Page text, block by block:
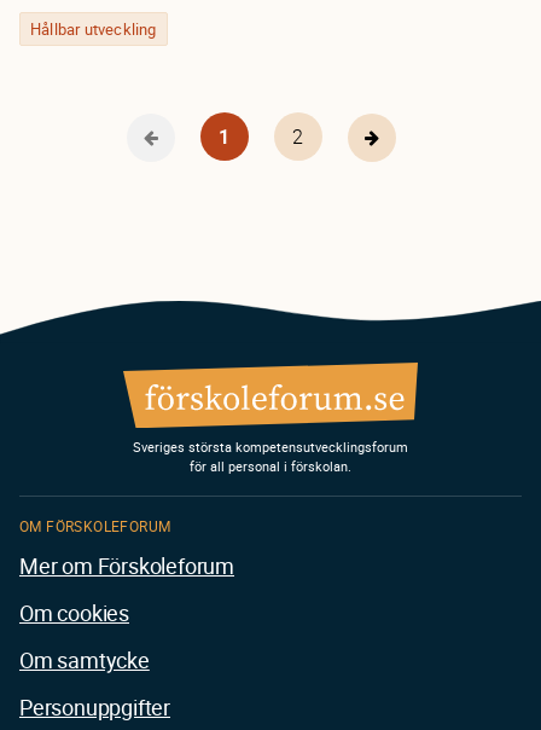
Hållbar utveckling
FöregåendeNuvarande
sida
1 Page
2
Nästa
sida
Sveriges största kompetensutvecklingsforum
för all personal i förskolan.
OM FÖRSKOLEFORUM
Mer om Förskoleforum
Om cookies
Om samtycke
Personuppgifter